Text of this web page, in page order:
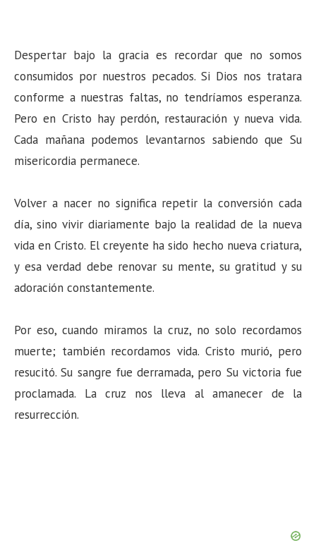
Despertar bajo la gracia es recordar que no somos
consumidos por nuestros pecados. Si Dios nos tratara
conforme a nuestras faltas, no tendríamos esperanza.
Pero en Cristo hay perdón, restauración y nueva vida.
Cada mañana podemos levantarnos sabiendo que Su
misericordia permanece.
Volver a nacer no significa repetir la conversión cada
día, sino vivir diariamente bajo la realidad de la nueva
vida en Cristo. El creyente ha sido hecho nueva criatura,
y esa verdad debe renovar su mente, su gratitud y su
adoración constantemente.
Por eso, cuando miramos la cruz, no solo recordamos
muerte; también recordamos vida. Cristo murió, pero
resucitó. Su sangre fue derramada, pero Su victoria fue
proclamada. La cruz nos lleva al amanecer de la
resurrección.